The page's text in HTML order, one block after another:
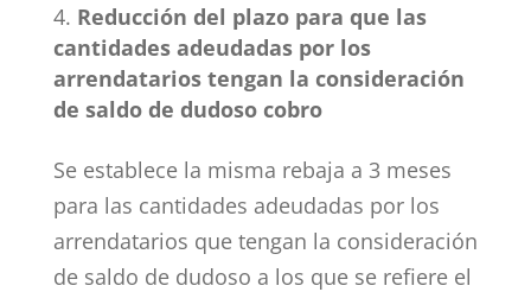
Reducción del plazo para que las
cantidades adeudadas por los
arrendatarios tengan la consideración
de saldo de dudoso cobro
Se establece la misma rebaja a 3 meses
para las cantidades adeudadas por los
arrendatarios que tengan la consideración
de saldo de dudoso a los que se refiere el